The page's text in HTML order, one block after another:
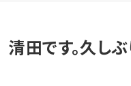
清田です。久し